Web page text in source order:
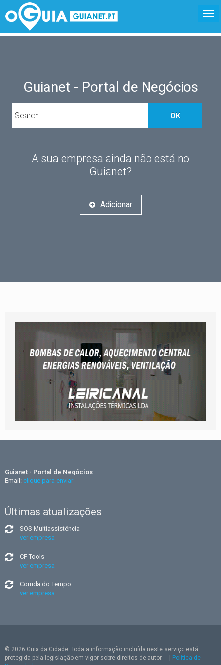
Guianet - Portal de Negócios
OK
A sua empresa ainda não está no
Guianet?
Adicionar
Guianet - Portal de Negócios
Email: clique para enviar
Últimas atualizações
SOS Multiassistência
ver empresa
CF Tools
ver empresa
Corrida do Tempo
ver empresa
© 2026 Guia da Cidade. Toda a informação incluída neste serviço está
protegida pela legislação em vigor sobre direitos de autor.
Política de